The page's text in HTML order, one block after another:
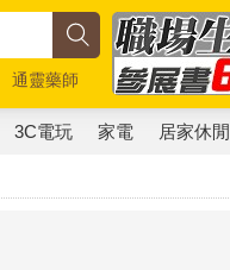
通靈藥師
3C電玩 家電 居家休閒